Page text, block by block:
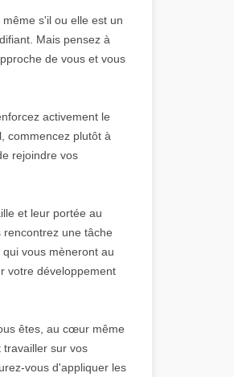
s'il ou elle est un
Mais pensez à
de vous et vous
activement le
commencez plutôt à
rejoindre vos
et leur portée au
une tâche
vous mèneront au
votre développement
êtes, au cœur même
travailler sur vos
vous d'appliquer les